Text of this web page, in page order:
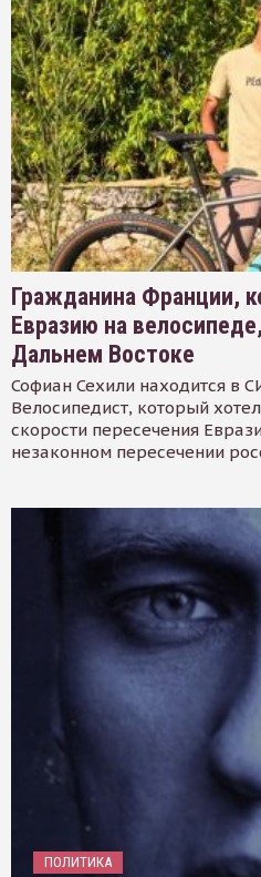
Гражданина Франции,
Евразию на
Дальнем Востоке
Софиан Сехили находится в
Велосипедист, который
скорости пересечения
незаконном пересечении
ПОЛИТИКА